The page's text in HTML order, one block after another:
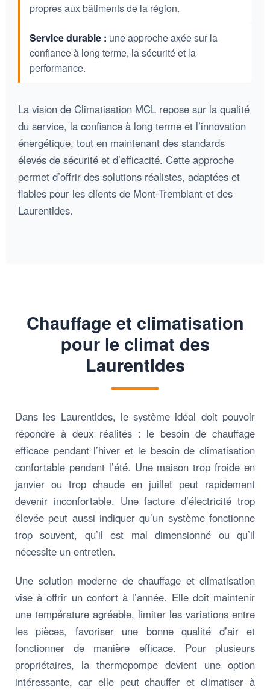
propres aux bâtiments de la région.
Service durable : une approche axée sur la
confiance à long terme, la sécurité et la
performance.
La vision de Climatisation MCL repose sur la qualité
du service, la confiance à long terme et l’innovation
énergétique, tout en maintenant des standards
élevés de sécurité et d’efficacité. Cette approche
permet d’offrir des solutions réalistes, adaptées et
fiables pour les clients de Mont-Tremblant et des
Laurentides.
Chauffage et climatisation
pour le climat des
Laurentides
Dans les Laurentides, le système idéal doit pouvoir
répondre à deux réalités : le besoin de chauffage
efficace pendant l’hiver et le besoin de climatisation
confortable pendant l’été. Une maison trop froide en
janvier ou trop chaude en juillet peut rapidement
devenir inconfortable. Une facture d’électricité trop
élevée peut aussi indiquer qu’un système fonctionne
trop souvent, qu’il est mal dimensionné ou qu’il
nécessite un entretien.
Une solution moderne de chauffage et climatisation
vise à offrir un confort à l’année. Elle doit maintenir
une température agréable, limiter les variations entre
les pièces, favoriser une bonne qualité d’air et
fonctionner de manière efficace. Pour plusieurs
propriétaires, la thermopompe devient une option
intéressante, car elle peut chauffer et climatiser à